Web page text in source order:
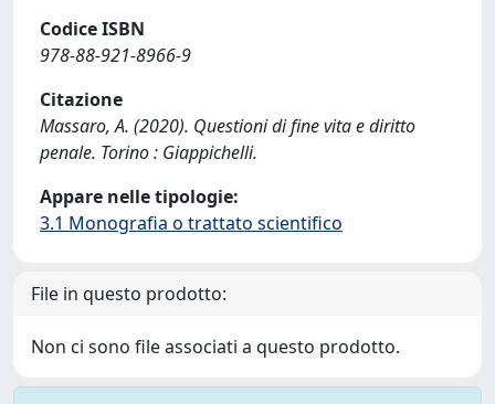
Codice ISBN
978-88-921-8966-9
Citazione
Massaro, A. (2020). Questioni di fine vita e diritto
penale. Torino : Giappichelli.
Appare nelle tipologie:
3.1 Monografia o trattato scientifico
File in questo prodotto:
Non ci sono file associati a questo prodotto.